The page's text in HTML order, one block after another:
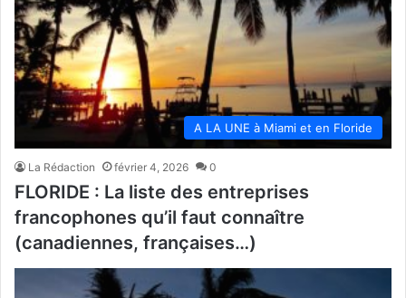
A LA UNE à Miami et en Floride
La Rédaction février 4, 2026 0
FLORIDE : La liste des entreprises
francophones qu’il faut connaître
(canadiennes, françaises…)